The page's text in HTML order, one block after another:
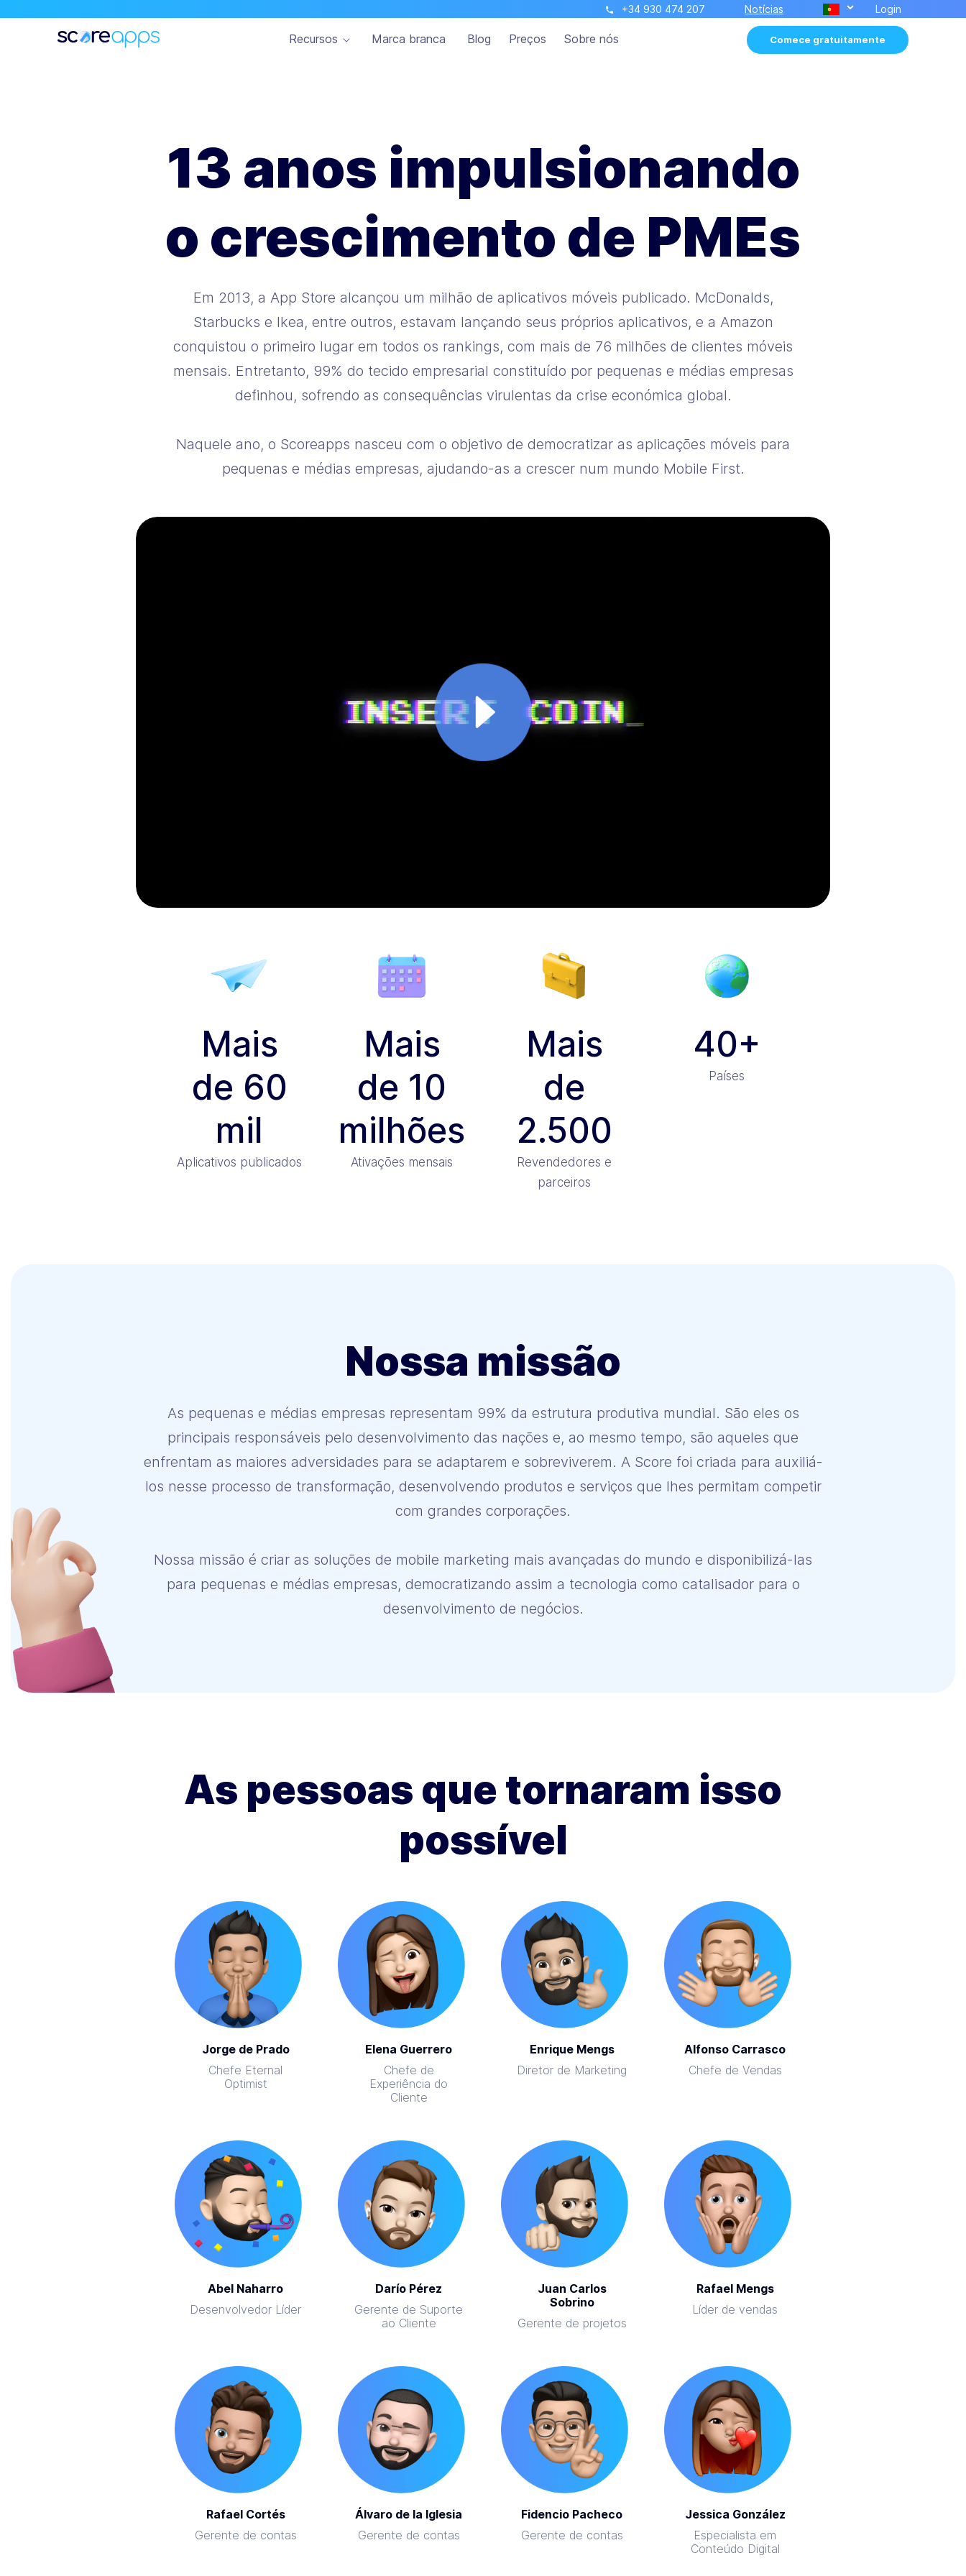
+34 930 474 207 Notícias Login
Recursos Marca branca Blog Preços Sobre nós Comece gratuitamente
13 anos impulsionando
o crescimento de PMEs
Em 2013, a App Store alcançou um milhão de aplicativos móveis publicado. McDonalds,
Starbucks e Ikea, entre outros, estavam lançando seus próprios aplicativos, e a Amazon
conquistou o primeiro lugar em todos os rankings, com mais de 76 milhões de clientes móveis
mensais. Entretanto, 99% do tecido empresarial constituído por pequenas e médias empresas
definhou, sofrendo as consequências virulentas da crise económica global.
Naquele ano, o Scoreapps nasceu com o objetivo de democratizar as aplicações móveis para
pequenas e médias empresas, ajudando-as a crescer num mundo Mobile First.
Mais
de 60
mil
Aplicativos publicados
Mais
de 10
milhões
Ativações mensais
Mais
de
2.500
Revendedores e
parceiros
40+
Países
Nossa missão
As pequenas e médias empresas representam 99% da estrutura produtiva mundial. São eles os
principais responsáveis ​​pelo desenvolvimento das nações e, ao mesmo tempo, são aqueles que
enfrentam as maiores adversidades para se adaptarem e sobreviverem. A Score foi criada para auxiliá-
los nesse processo de transformação, desenvolvendo produtos e serviços que lhes permitam competir
com grandes corporações.
Nossa missão é criar as soluções de mobile marketing mais avançadas do mundo e disponibilizá-las
para pequenas e médias empresas, democratizando assim a tecnologia como catalisador para o
desenvolvimento de negócios.
As pessoas que tornaram isso
possível
Jorge de Prado
Chefe Eternal
Optimist
Elena Guerrero
Chefe de
Experiência do
Cliente
Enrique Mengs
Diretor de Marketing
Alfonso Carrasco
Chefe de Vendas
Abel Naharro
Desenvolvedor Líder
Darío Pérez
Gerente de Suporte
ao Cliente
Juan Carlos
Sobrino
Gerente de projetos
Rafael Mengs
Líder de vendas
Rafael Cortés
Gerente de contas
Álvaro de la Iglesia
Gerente de contas
Fidencio Pacheco
Gerente de contas
Jessica González
Especialista em
Conteúdo Digital